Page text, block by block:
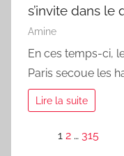
s’invite dans le
Amine
En ces temps-ci,
Paris secoue les
Lire la suite
Page:1 2 … 315